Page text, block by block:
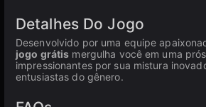
Detalhes Do Jogo
Desenvolvido por uma equipe
jogo grátis mergulha você em uma
impressionantes por sua mistura
entusiastas do gênero.